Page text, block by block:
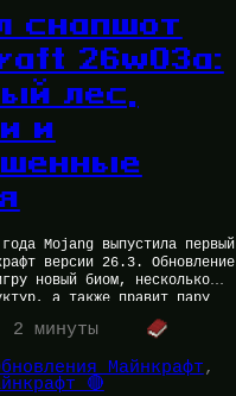
снапшот
26w03a:
лес,
и
Mojang выпустила первый
версии 26.3. Обновление
новый биом, несколько
а также правит пару
Короче, есть о…
2 минуты
Майнкрафт
🔴